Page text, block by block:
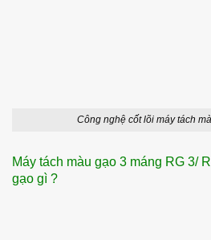
Công nghệ cốt lõi máy tách
Máy tách màu gạo 3 máng RG 3/
gạo gì ?